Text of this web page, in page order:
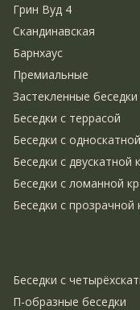
Грин Вуд 4
Скандинавская
Барнхаус
Премиальные
Застекленные беседки
Беседки с террасой
Беседки с
Беседки с двускатной
Беседки с ломанной
Беседки с прозрачной
Беседки с
П-образные беседки